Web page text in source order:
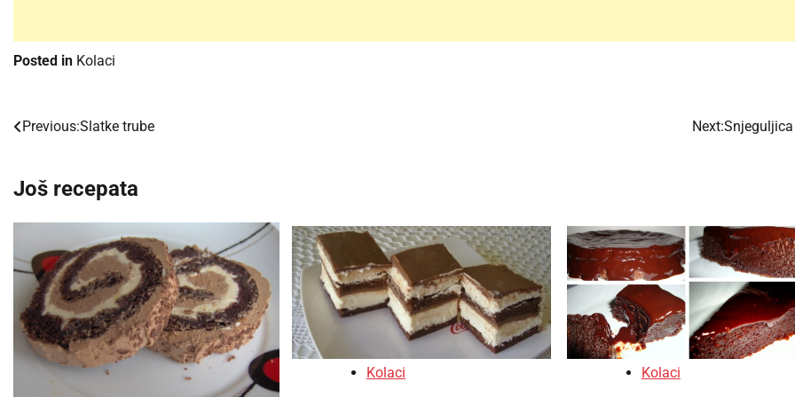
Posted in Kolaci
Post
Previous:Slatke trube Next:
Još recepata
Kolaci Kolaci